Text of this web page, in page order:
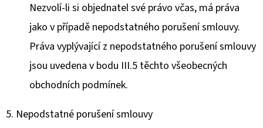
Nezvolí-li si objednatel své právo včas, má práva
jako v případě nepodstatného porušení smlouvy.
Práva vyplývající z nepodstatného porušení smlouvy
jsou uvedena v bodu III.5 těchto všeobecných
obchodních podmínek.
5. Nepodstatné porušení smlouvy